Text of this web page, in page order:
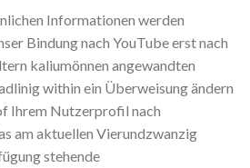
Informationen werden
Bindung nach YouTube erst nach
kaliumönnen angewandten
within ein Überweisung ändern
Ihrem Nutzerprofil nach
am aktuellen Vierundzwanzig
stehende